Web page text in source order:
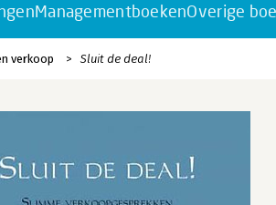
ManagementboekenOverige
verkoop Sluit de deal!